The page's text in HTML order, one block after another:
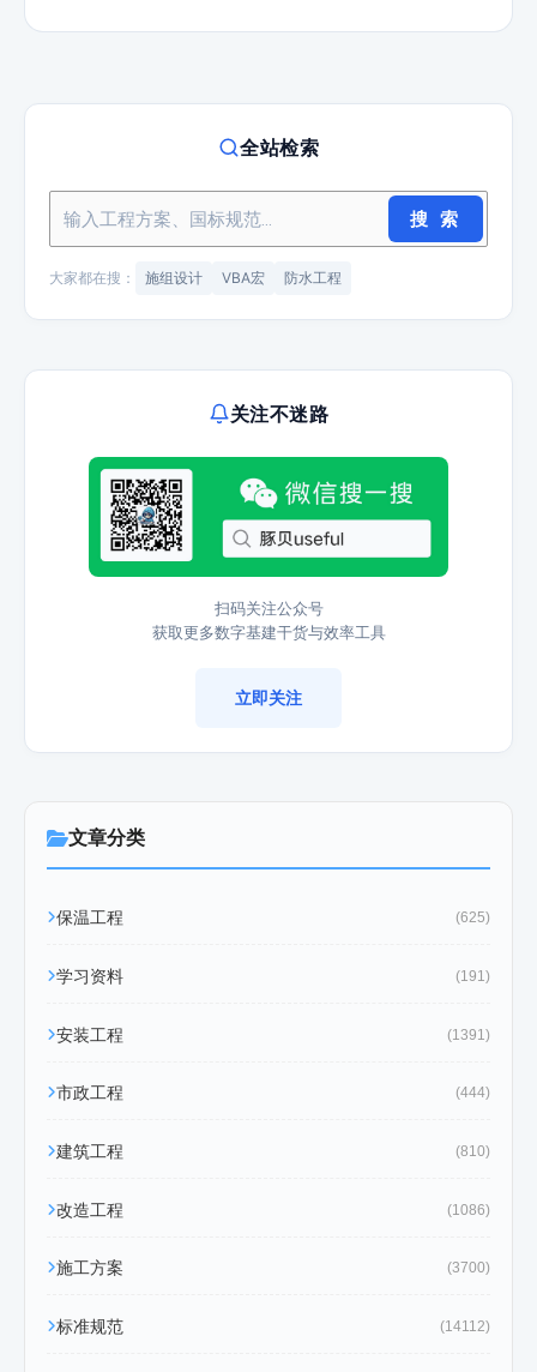
全站检索
搜 索
大家都在搜： 施组设计 VBA宏 防水工程
关注不迷路
扫码关注公众号
获取更多数字基建干货与效率工具
立即关注
文章分类
保温工程 (625)
学习资料 (191)
安装工程 (1391)
市政工程 (444)
建筑工程 (810)
改造工程 (1086)
施工方案 (3700)
标准规范 (14112)